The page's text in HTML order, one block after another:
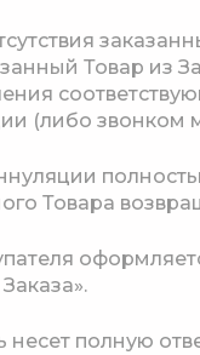
Товар из
(либо
Товара
несет полную